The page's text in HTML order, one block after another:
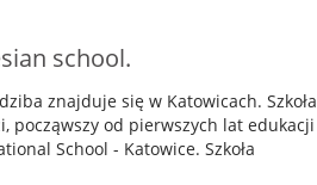
school.
znajduje się w Katowicach. Szkoła
począwszy od pierwszych lat edukacji
School - Katowice. Szkoła